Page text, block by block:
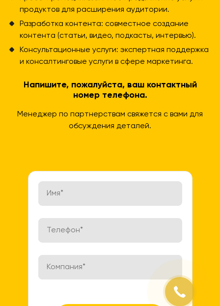
продуктов для расширения аудитории.
Разработка контента: совместное создание
контента (статьи, видео, подкасты, интервью).
Консультационные услуги: экспертная поддержка
и консалтинговые услуги в сфере маркетинга.
Напишите, пожалуйста, ваш контактный
номер телефона.
Менеджер по партнерствам свяжется с вами для
обсуждения деталей.